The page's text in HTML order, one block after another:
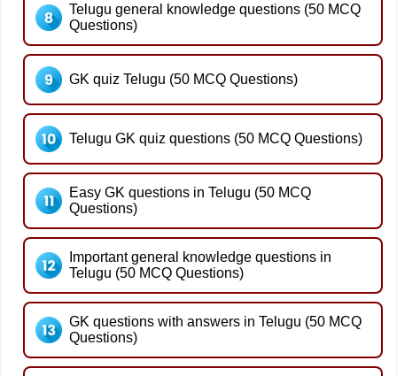
Telugu general knowledge questions (50 MCQ
Questions)
GK quiz Telugu (50 MCQ Questions)
Telugu GK quiz questions (50 MCQ Questions)
Easy GK questions in Telugu (50 MCQ
Questions)
Important general knowledge questions in
Telugu (50 MCQ Questions)
GK questions with answers in Telugu (50 MCQ
Questions)